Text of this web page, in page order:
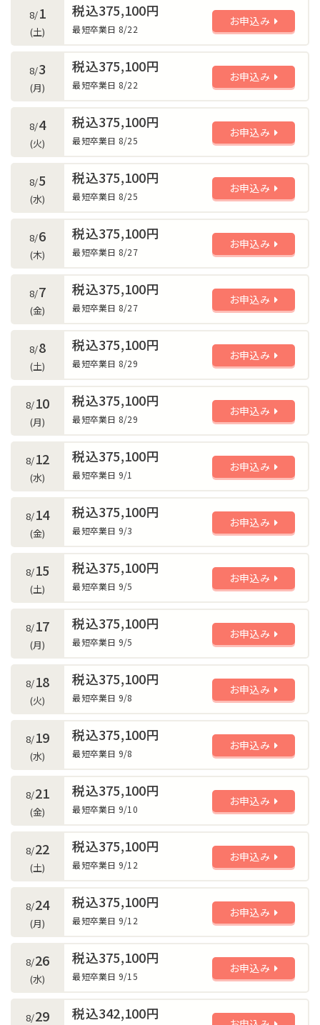
8/1
(土)
税込375,100円
最短卒業日 8/22
お申込み
8/3
(月)
税込375,100円
最短卒業日 8/22
お申込み
8/4
(火)
税込375,100円
最短卒業日 8/25
お申込み
8/5
(水)
税込375,100円
最短卒業日 8/25
お申込み
8/6
(木)
税込375,100円
最短卒業日 8/27
お申込み
8/7
(金)
税込375,100円
最短卒業日 8/27
お申込み
8/8
(土)
税込375,100円
最短卒業日 8/29
お申込み
8/10
(月)
税込375,100円
最短卒業日 8/29
お申込み
8/12
(水)
税込375,100円
最短卒業日 9/1
お申込み
8/14
(金)
税込375,100円
最短卒業日 9/3
お申込み
8/15
(土)
税込375,100円
最短卒業日 9/5
お申込み
8/17
(月)
税込375,100円
最短卒業日 9/5
お申込み
8/18
(火)
税込375,100円
最短卒業日 9/8
お申込み
8/19
(水)
税込375,100円
最短卒業日 9/8
お申込み
8/21
(金)
税込375,100円
最短卒業日 9/10
お申込み
8/22
(土)
税込375,100円
最短卒業日 9/12
お申込み
8/24
(月)
税込375,100円
最短卒業日 9/12
お申込み
8/26
(水)
税込375,100円
最短卒業日 9/15
お申込み
8/29 税込342,100円